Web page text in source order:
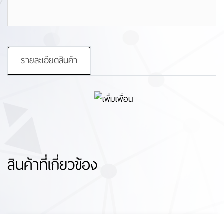
รายละเอียดสินค้า
สินค้าที่เกี่ยวข้อง